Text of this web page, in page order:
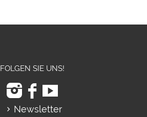
FOLGEN SIE UNS!
Newsletter